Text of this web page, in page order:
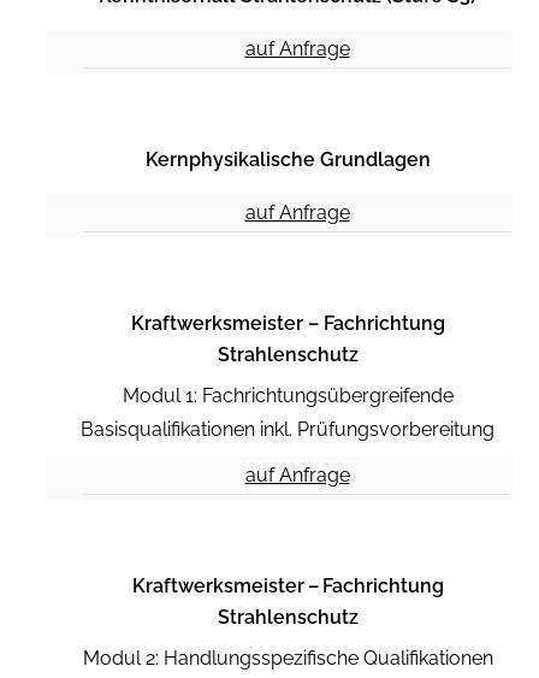
auf Anfrage
Kernphysikalische Grundlagen
auf Anfrage
Kraftwerksmeister – Fachrichtung
Strahlenschutz
Modul 1: Fachrichtungsübergreifende
Basisqualifikationen inkl. Prüfungsvorbereitung
auf Anfrage
Kraftwerksmeister – Fachrichtung
Strahlenschutz
Modul 2: Handlungsspezifische Qualifikationen